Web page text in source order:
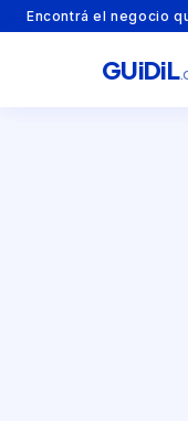
Encontrá el negocio
GUiDiL